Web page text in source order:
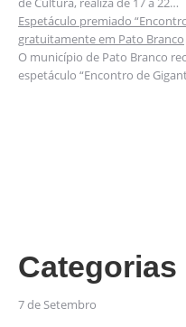
Espetáculo premiado
gratuitamente em Pato Branco
O município de Pato Branco
espetáculo “Encontro de
Categorias
7 de Setembro